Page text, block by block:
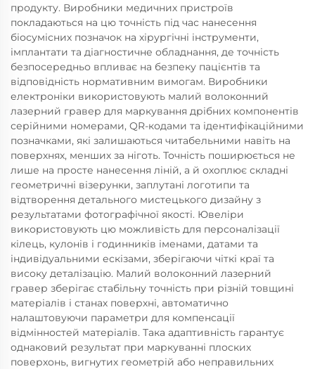
продукту. Виробники медичних пристроїв
покладаються на цю точність під час нанесення
біосумісних позначок на хірургічні інструменти,
імплантати та діагностичне обладнання, де точність
безпосередньо впливає на безпеку пацієнтів та
відповідність нормативним вимогам. Виробники
електроніки використовують малий волоконний
лазерний гравер для маркування дрібних компонентів
серійними номерами, QR-кодами та ідентифікаційними
позначками, які залишаються читабельними навіть на
поверхнях, менших за ніготь. Точність поширюється не
лише на просте нанесення ліній, а й охоплює складні
геометричні візерунки, заплутані логотипи та
відтворення детального мистецького дизайну з
результатами фотографічної якості. Ювеліри
використовують цю можливість для персоналізації
кілець, кулонів і годинників іменами, датами та
індивідуальними ескізами, зберігаючи чіткі краї та
високу деталізацію. Малий волоконний лазерний
гравер зберігає стабільну точність при різній товщині
матеріалів і станах поверхні, автоматично
налаштовуючи параметри для компенсації
відмінностей матеріалів. Така адаптивність гарантує
однаковий результат при маркуванні плоских
поверхонь, вигнутих геометрій або неправильних